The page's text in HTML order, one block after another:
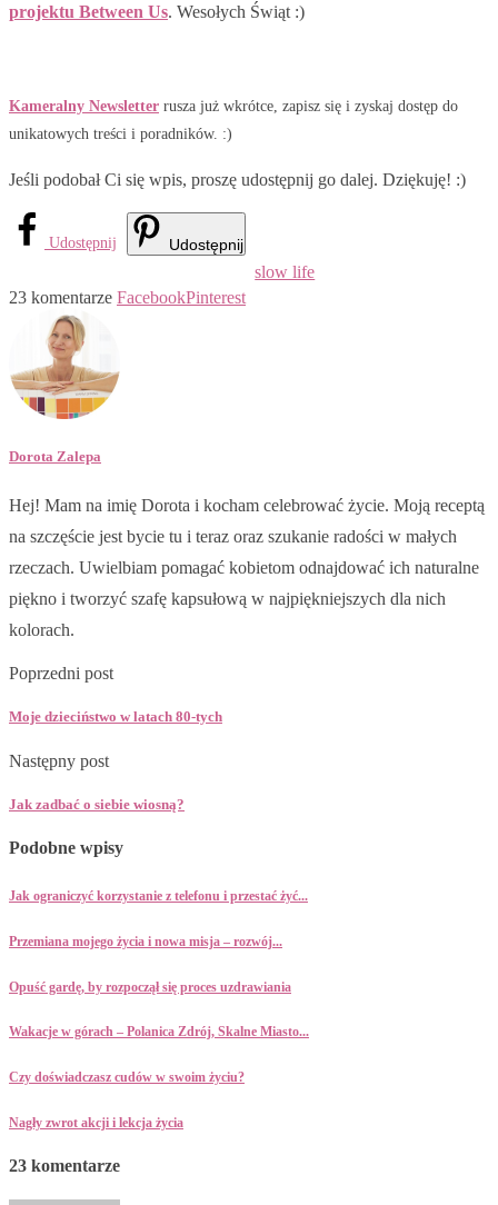
projektu Between Us. Wesołych Świąt :)
Kameralny Newsletter rusza już wkrótce, zapisz się i zyskaj dostęp do
unikatowych treści i poradników. :)
Jeśli podobał Ci się wpis, proszę udostępnij go dalej. Dziękuję! :)
Udostępnij Udostępnij
slow life
23 komentarze FacebookPinterest
Dorota Zalepa
Hej! Mam na imię Dorota i kocham celebrować życie. Moją receptą
na szczęście jest bycie tu i teraz oraz szukanie radości w małych
rzeczach. Uwielbiam pomagać kobietom odnajdować ich naturalne
piękno i tworzyć szafę kapsułową w najpiękniejszych dla nich
kolorach.
Poprzedni post
Moje dzieciństwo w latach 80-tych
Następny post
Jak zadbać o siebie wiosną?
Podobne wpisy
Jak ograniczyć korzystanie z telefonu i przestać żyć...
Przemiana mojego życia i nowa misja – rozwój...
Opuść gardę, by rozpoczął się proces uzdrawiania
Wakacje w górach – Polanica Zdrój, Skalne Miasto...
Czy doświadczasz cudów w swoim życiu?
Nagły zwrot akcji i lekcja życia
23 komentarze